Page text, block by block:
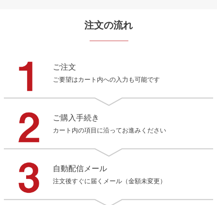
注文の流れ
ご注文
ご要望はカート内への入力も可能です
ご購入手続き
カート内の項目に沿ってお進みください
自動配信メール
注文後すぐに届くメール（金額未変更）